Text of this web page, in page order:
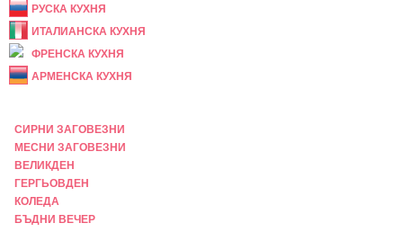
РУСКА КУХНЯ
ИТАЛИАНСКА КУХНЯ
ФРЕНСКА КУХНЯ
АРМЕНСКА КУХНЯ
СИРНИ ЗАГОВЕЗНИ
МЕСНИ ЗАГОВЕЗНИ
ВЕЛИКДЕН
ГЕРГЬОВДЕН
КОЛЕДА
БЪДНИ ВЕЧЕР